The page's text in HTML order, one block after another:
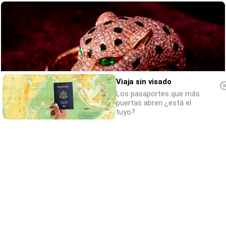
Viaja sin visado
Los pasaportes que más
puertas abren ¿está el
tuyo?